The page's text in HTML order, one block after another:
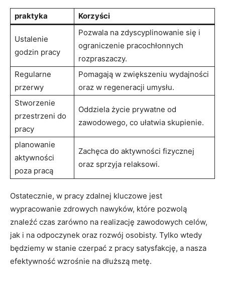
praktyka Korzyści
Ustalenie
godzin pracy
Pozwala ‍na‌ zdyscyplinowanie się i
ograniczenie pracochłonnych⁣
rozpraszaczy.
Regularne
przerwy
Pomagają w zwiększeniu ⁢wydajności​
oraz⁤ w regeneracji umysłu.
Stworzenie
przestrzeni do‌
pracy
Oddziela życie prywatne od
zawodowego, co​ ułatwia‌ skupienie.
planowanie
aktywności
poza pracą
Zachęca do ‌aktywności fizycznej
oraz sprzyja relaksowi.
Ostatecznie, w pracy‌ zdalnej⁢ kluczowe jest‍
wypracowanie zdrowych nawyków, które pozwolą⁢
znaleźć czas ​zarówno na realizację ⁤zawodowych celów,
jak ⁣i na odpoczynek oraz rozwój osobisty.​ Tylko wtedy​
będziemy w stanie czerpać z‌ pracy satysfakcję, a nasza⁢
efektywność wzrośnie na dłuższą metę.